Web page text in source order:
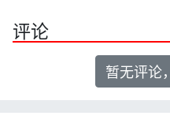
评论
暂无评论